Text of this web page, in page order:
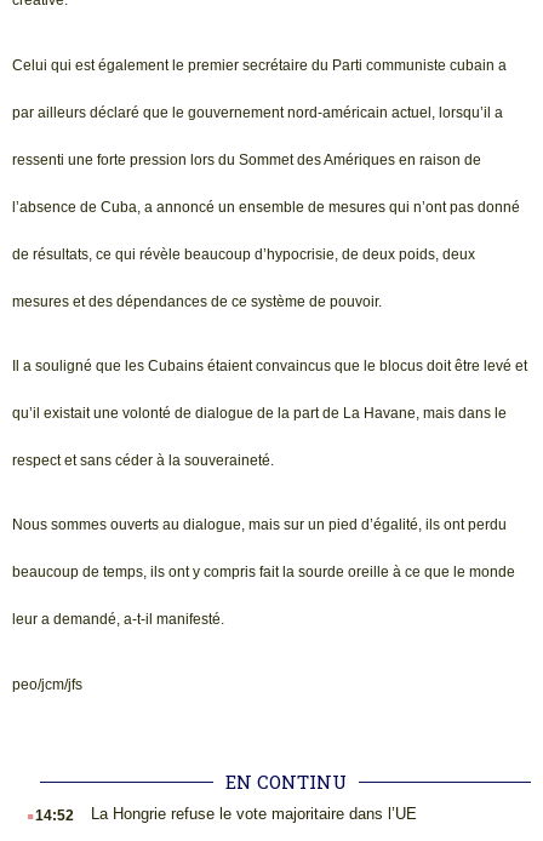
Celui qui est également le premier secrétaire du Parti communiste cubain a
par ailleurs déclaré que le gouvernement nord-américain actuel, lorsqu’il a
ressenti une forte pression lors du Sommet des Amériques en raison de
l’absence de Cuba, a annoncé un ensemble de mesures qui n’ont pas donné
de résultats, ce qui révèle beaucoup d’hypocrisie, de deux poids, deux
mesures et des dépendances de ce système de pouvoir.
Il a souligné que les Cubains étaient convaincus que le blocus doit être levé et
qu’il existait une volonté de dialogue de la part de La Havane, mais dans le
respect et sans céder à la souveraineté.
Nous sommes ouverts au dialogue, mais sur un pied d’égalité, ils ont perdu
beaucoup de temps, ils ont y compris fait la sourde oreille à ce que le monde
leur a demandé, a-t-il manifesté.
peo/jcm/jfs
EN CONTINU
.14:52 La Hongrie refuse le vote majoritaire dans l’UE